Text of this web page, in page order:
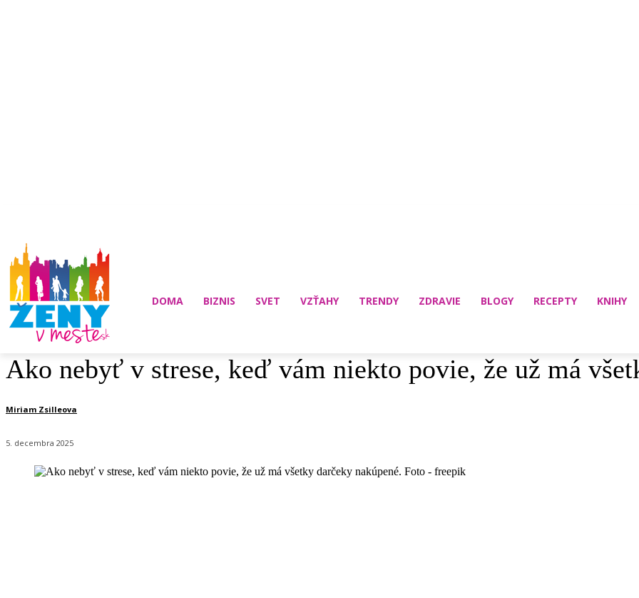
DOMA BIZNIS SVET VZŤAHY TRENDY ZDRAVIE BLOGY RECEPTY KNIHY
Ako nebyť v strese, keď vám niekto povie, že už má
Miriam Zsilleova
5. decembra 2025